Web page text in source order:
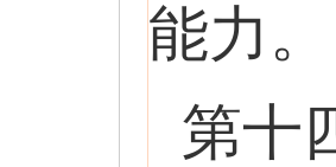
能力。
第十